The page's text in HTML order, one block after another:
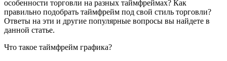
особенности торговли на разных таймфреймах? Как
правильно подобрать таймфрейм под свой стиль торговли?
Ответы на эти и другие популярные вопросы вы найдете в
данной статье.
Что такое таймфрейм графика?